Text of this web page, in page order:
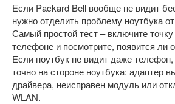
Если Packard Bell вообще не видит
нужно отделить проблему ноутбука
Самый простой тест – включите
телефоне и посмотрите, появится ли
Если ноутбук не видит даже
точно на стороне ноутбука: адаптер
драйвера, неисправен модуль или
WLAN.